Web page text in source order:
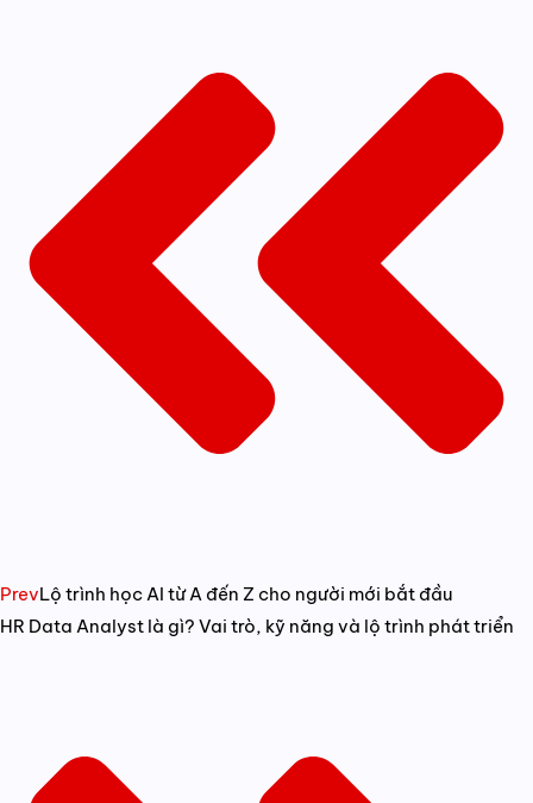
PrevLộ trình học AI từ A đến Z cho người mới bắt đầu
HR Data Analyst là gì? Vai trò, kỹ năng và lộ trình phát triển